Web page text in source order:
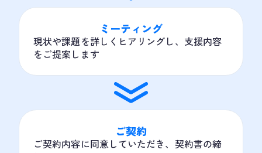
ミーティング
現状や課題を詳しくヒアリングし、支援内容
をご提案します
ご契約
ご契約内容に同意していただき、契約書の締